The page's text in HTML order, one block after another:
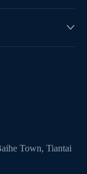

Town, Tiantai